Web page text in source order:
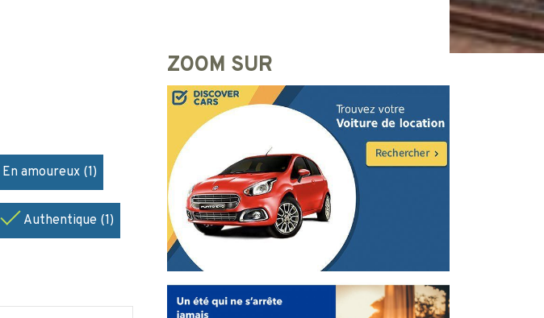
En amoureux (1)
Authentique (1)
ZOOM SUR